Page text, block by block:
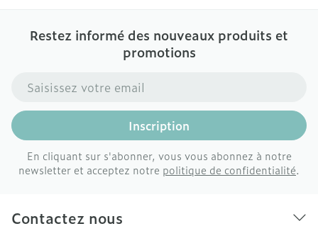
Restez informé des nouveaux produits et
promotions
Adresse mail
Inscription
En cliquant sur s'abonner, vous vous abonnez à notre
newsletter et acceptez notre politique de confidentialité.
Contactez nous